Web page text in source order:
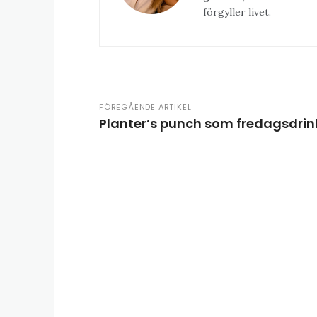
förgyller livet.
FÖREGÅENDE ARTIKEL
Planter’s punch som